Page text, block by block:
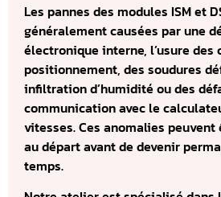
Les pannes des modules ISM et
généralement causées par une
électronique interne, l’usure des
positionnement, des soudures
infiltration d’humidité ou des
communication avec le
vitesses. Ces anomalies
au départ avant de devenir
temps.